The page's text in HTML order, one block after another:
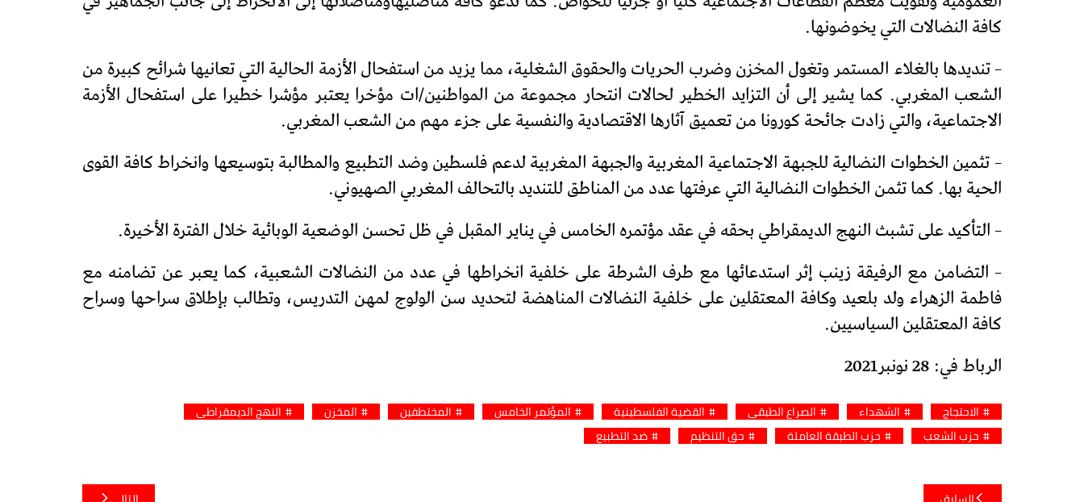
كافة النضالات التي يخوضونها.
– تنديدها بالغلاء المستمر وتغول المخزن وضرب الحريات والحقوق الشغلية، مما يزيد من استفحال الأزمة الحالية التي تعانيها شرائح كبيرة من
الشعب المغربي. كما يشير إلى أن التزايد الخطير لحالات انتحار مجموعة من المواطنين/ات مؤخرا يعتبر مؤشرا خطيرا على استفحال الأزمة
الاجتماعية، والتي زادت جائحة كورونا من تعميق آثارها الاقتصادية والنفسية على جزء مهم من الشعب المغربي.
– تثمين الخطوات النضالية للجبهة الاجتماعية المغربية والجبهة المغربية لدعم فلسطين وضد التطبيع والمطالبة بتوسيعها وانخراط كافة القوى
الحية بها. كما تثمن الخطوات النضالية التي عرفتها عدد من المناطق للتنديد بالتحالف المغربي الصهيوني.
– التأكيد على تشبث النهج الديمقراطي بحقه في عقد مؤتمره الخامس في يناير المقبل في ظل تحسن الوضعية الوبائية خلال الفترة الأخيرة.
– التضامن مع الرفيقة زينب إثر استدعائها مع طرف الشرطة على خلفية انخراطها في عدد من النضالات الشعبية، كما يعبر عن تضامنه مع
فاطمة الزهراء ولد بلعيد وكافة المعتقلين على خلفية النضالات المناهضة لتحديد سن الولوج لمهن التدريس، وتطالب بإطلاق سراحها وسراح
كافة المعتقلين السياسيين.
الرباط في: 28 نونبر2021
الاحتجاج الشهداء الصراع الطبقي القضية الفلسطينية المؤتمر الخامس المختطفين المخزن
النهج الديمقراطي
حزب الشعب
حزب الطبقة العاملة حق التنظيم ضد التطبيع
تصفّح